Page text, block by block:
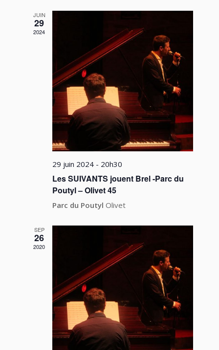
de
JUIN
29
2024
29 juin 2024 - 20h30
Les SUIVANTS jouent Brel -Parc du
Poutyl – Olivet 45
Parc du PoutylOlivet
SEP
26
2020